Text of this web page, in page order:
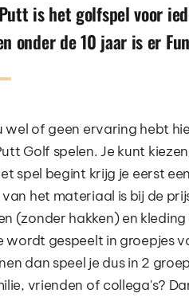
is het golfspel voor
onder de 10 jaar is er
Golf spelen. Je kunt
spel begint krijg je eerst
het materiaal is bij de
(zonder hakken) en
wordt gespeelt in groepjes
dan speel je dus in 2
vrienden of collega's?